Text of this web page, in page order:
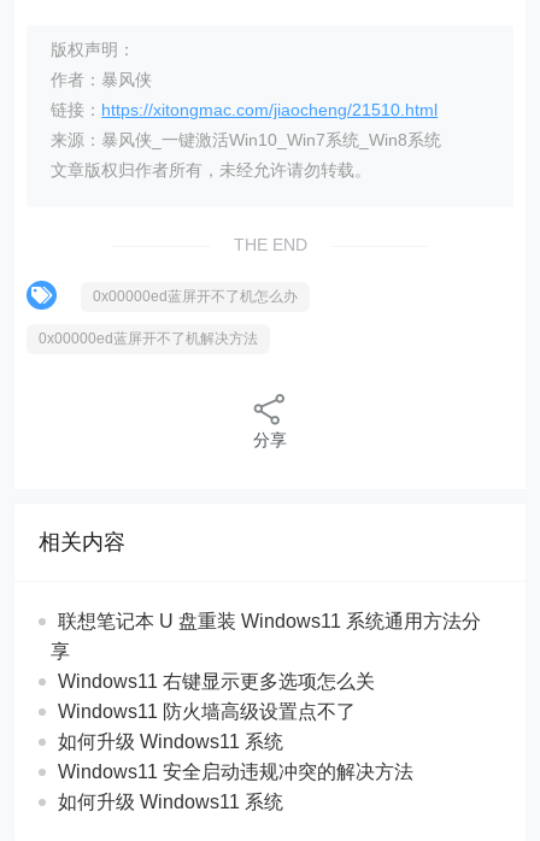
版权声明：
作者：暴风侠
链接： https://xitongmac.com/jiaocheng/21510.html
来源：暴风侠_一键激活Win10_Win7系统_Win8系统
文章版权归作者所有，未经允许请勿转载。
THE END
0x00000ed蓝屏开不了机怎么办
0x00000ed蓝屏开不了机解决方法
分享
相关内容
联想笔记本 U 盘重装 Windows11 系统通用方法分
享
Windows11 右键显示更多选项怎么关
Windows11 防火墙高级设置点不了
如何升级 Windows11 系统
Windows11 安全启动违规冲突的解决方法
如何升级 Windows11 系统